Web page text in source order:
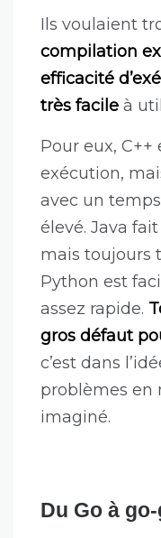
Ils voulaient
compilation
efficacité
très facile à
Pour eux,
exécution,
avec un
élevé. Java
mais toujours
Python est
assez rapide.
gros défaut
c’est dans
problèmes en
imaginé.
Du Go à